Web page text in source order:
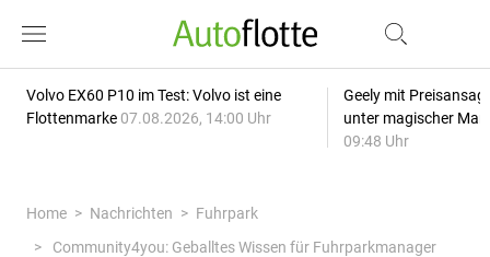
Volvo EX60 P10 im Test: Volvo ist eine
Flottenmarke 07.08.2026, 14:00 Uhr
Geely mit
unter magischer
09:48 Uhr
Home Nachrichten
Fuhrpark
Community4you: Geballtes Wissen für Fuhrparkmanager